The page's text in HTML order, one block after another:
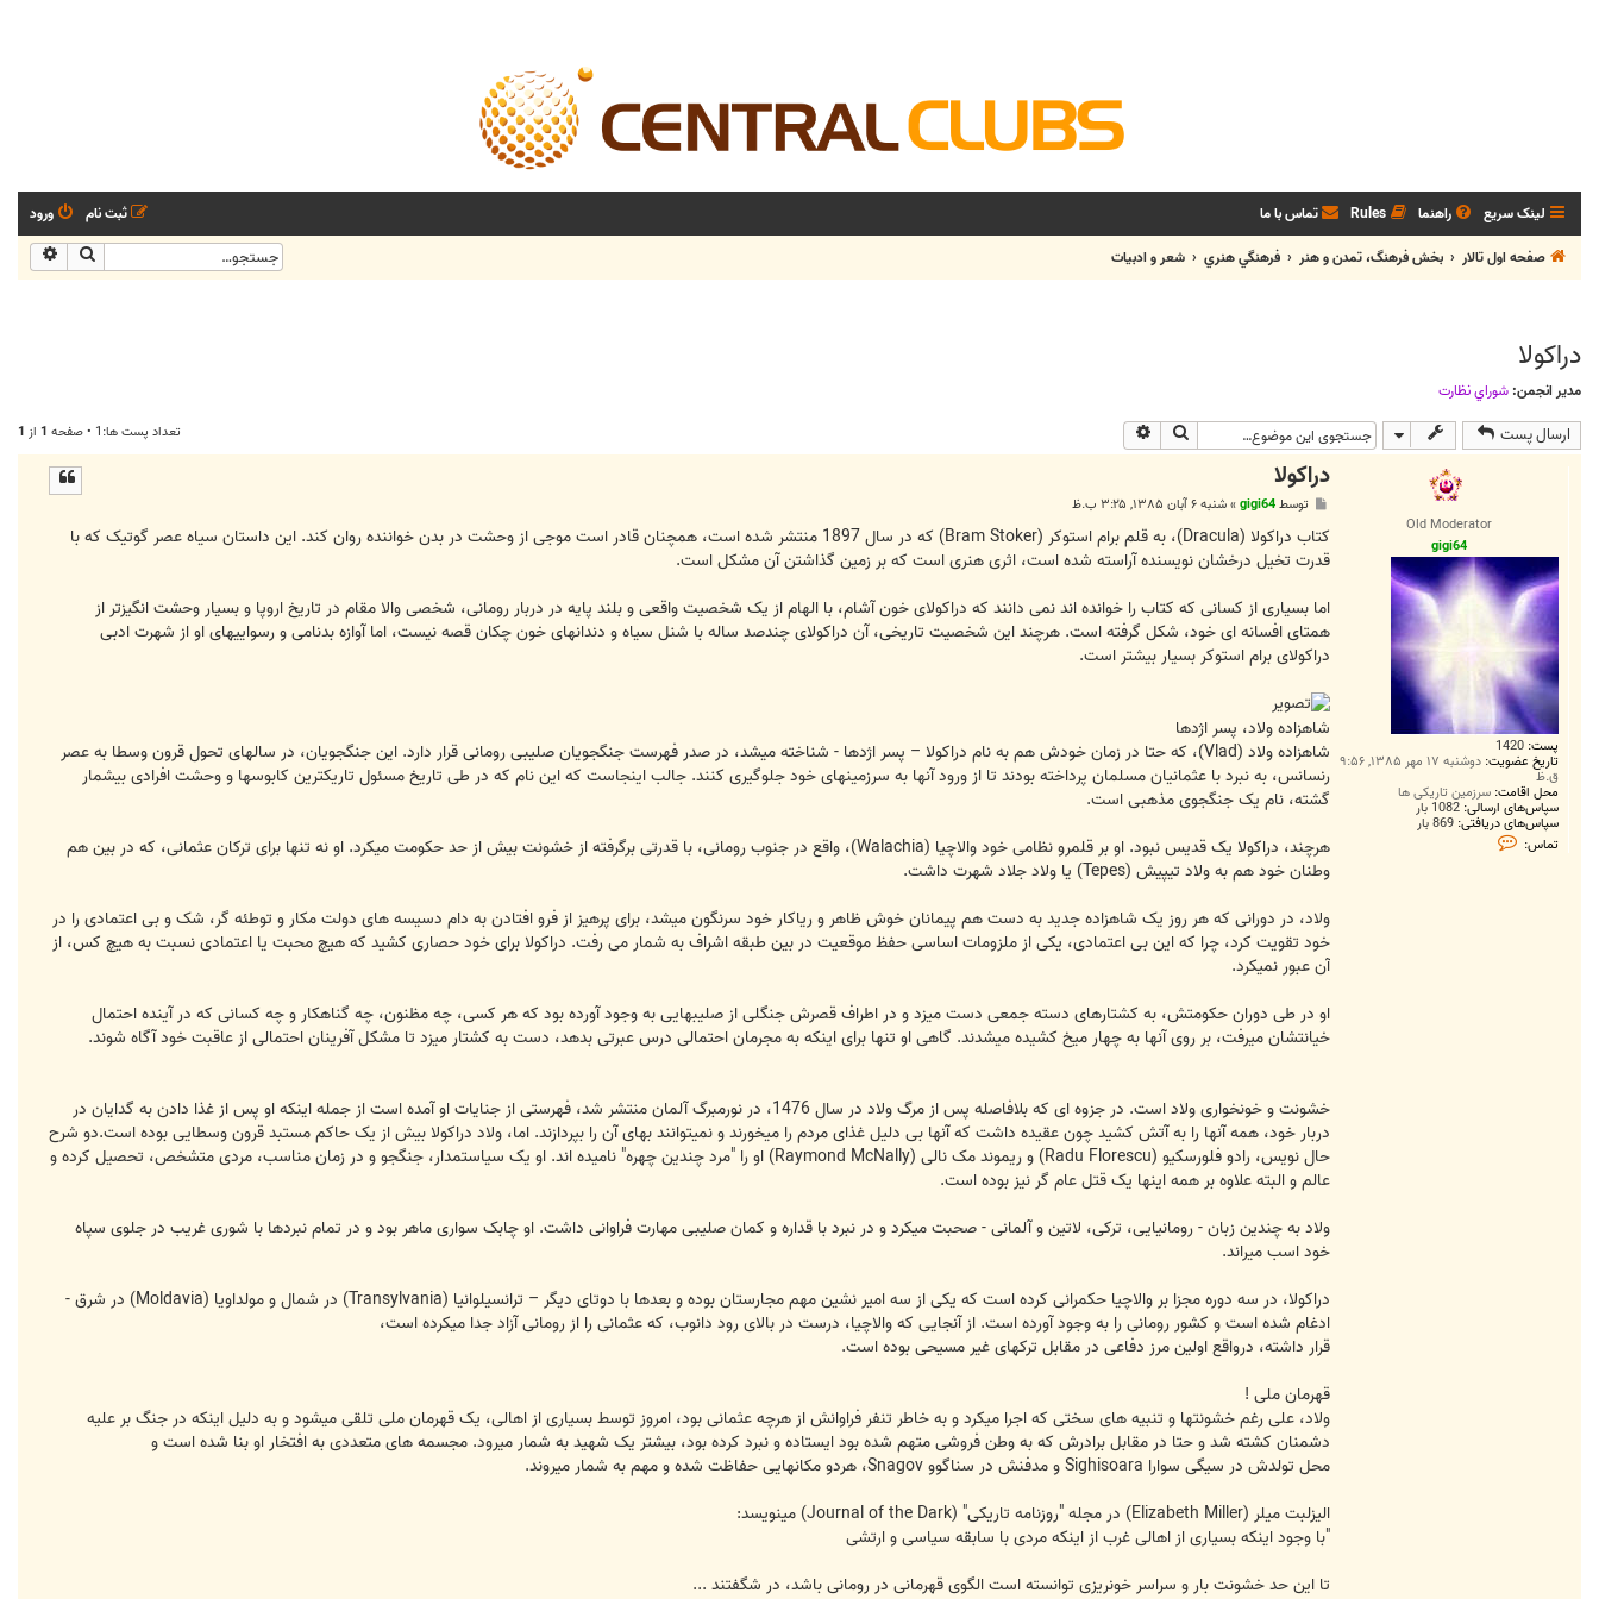
لینک سریع راهنما Rules تماس با ما ورود
ثبت نام
صفحه اول تالار
بخش فرهنگ، تمدن و هنر فرهنگي هنري شعر و ادبيات جستجو
دراکولا
مدیر انجمن: شوراي نظارت
ارسال پست جستجو تعداد پست ها:1 • صفحه 1 از 1
Old Moderator
gigi64
پست: 1420
تاریخ عضویت: دوشنبه ۱۷ مهر ۱۳۸۵, ۹:۵۶
ق.ظ
محل اقامت: سرزمین تاریکی ها
سپاس‌های ارسالی: 1082 بار
سپاس‌های دریافتی: 869 بار
تماس:
ت
دراکولا
ت
توسطgigi64
»شنبه ۶ آبان ۱۳۸۵, ۳:۲۵ ب.ظ
کتاب دراکولا (Dracula)، به قلم برام استوکر (Bram Stoker) که در سال 1897 منتشر شده است، همچنان قادر است موجی از وحشت در بدن خواننده روان کند. این داستان سیاه عصر گوتیک که با
قدرت تخیل درخشان نویسنده آراسته شده است، اثری هنری است که بر زمین گذاشتن آن مشکل است.
اما بسیاری از کسانی که کتاب را خوانده اند نمی دانند که دراکولای خون آشام، با الهام از یک شخصیت واقعی و بلند پایه در دربار رومانی، شخصی والا مقام در تاریخ اروپا و بسیار وحشت انگیزتر از
همتای افسانه ای خود، شکل گرفته است. هرچند این شخصیت تاریخی، آن دراکولای چندصد ساله با شنل سیاه و دندانهای خون چکان قصه نیست، اما آوازه بدنامی و رسواییهای او از شهرت ادبی
دراکولای برام استوکر بسیار بیشتر است.
شاهزاده ولاد، پسر اژدها
شاهزاده ولاد (Vlad)، که حتا در زمان خودش هم به نام دراکولا – پسر اژدها - شناخته میشد، در صدر فهرست جنگجویان صلیبی رومانی قرار دارد. این جنگجویان، در سالهای تحول قرون وسطا به عصر
رنسانس، به نبرد با عثمانیان مسلمان پرداخته بودند تا از ورود آنها به سرزمینهای خود جلوگیری کنند. جالب اینجاست که این نام که در طی تاریخ مسئول تاریکترین کابوسها و وحشت افرادی بیشمار
گشته، نام یک جنگجوی مذهبی است.
هرچند، دراکولا یک قدیس نبود. او بر قلمرو نظامی خود والاچیا (Walachia)، واقع در جنوب رومانی، با قدرتی برگرفته از خشونت بیش از حد حکومت میکرد. او نه تنها برای ترکان عثمانی، که در بین هم
وطنان خود هم به ولاد تیپیش (Tepes) یا ولاد جلاد شهرت داشت.
ولاد، در دورانی که هر روز یک شاهزاده جدید به دست هم پیمانان خوش ظاهر و ریاکار خود سرنگون میشد، برای پرهیز از فرو افتادن به دام دسیسه های دولت مکار و توطئه گر، شک و بی اعتمادی را در
خود تقویت کرد، چرا که این بی اعتمادی، یکی از ملزومات اساسی حفظ موقعیت در بین طبقه اشراف به شمار می رفت. دراکولا برای خود حصاری کشید که هیچ محبت یا اعتمادی نسبت به هیچ کس، از
آن عبور نمیکرد.
او در طی دوران حکومتش، به کشتارهای دسته جمعی دست میزد و در اطراف قصرش جنگلی از صلیبهایی به وجود آورده بود که هر کسی، چه مظنون، چه گناهکار و چه کسانی که در آینده احتمال
خیانتشان میرفت، بر روی آنها به چهار میخ کشیده میشدند. گاهی او تنها برای اینکه به مجرمان احتمالی درس عبرتی بدهد، دست به کشتار میزد تا مشکل آفرینان احتمالی از عاقبت خود آگاه شوند.
خشونت و خونخواری ولاد است. در جزوه ای که بلافاصله پس از مرگ ولاد در سال 1476، در نورمبرگ آلمان منتشر شد، فهرستی از جنایات او آمده است از جمله اینکه او پس از غذا دادن به گدایان در
دربار خود، همه آنها را به آتش کشید چون عقیده داشت که آنها بی دلیل غذای مردم را میخورند و نمیتوانند بهای آن را بپردازند. اما، ولاد دراکولا بیش از یک حاکم مستبد قرون وسطایی بوده است.دو شرح
حال نویس، رادو فلورسکیو (Radu Florescu) و ریموند مک نالی (Raymond McNally) او را "مرد چندین چهره" نامیده اند. او یک سیاستمدار، جنگجو و در زمان مناسب، مردی متشخص، تحصیل کرده و
عالم و البته علاوه بر همه اینها یک قتل عام گر نیز بوده است.
ولاد به چندین زبان - رومانیایی، ترکی، لاتین و آلمانی - صحبت میکرد و در نبرد با قداره و کمان صلیبی مهارت فراوانی داشت. او چابک سواری ماهر بود و در تمام نبردها با شوری غریب در جلوی سپاه
خود اسب میراند.
دراکولا، در سه دوره مجزا بر والاچیا حکمرانی کرده است که یکی از سه امیر نشین مهم مجارستان بوده و بعدها با دوتای دیگر – ترانسیلوانیا (Transylvania) در شمال و مولداویا (Moldavia) در شرق -
ادغام شده است و کشور رومانی را به وجود آورده است. از آنجایی که والاچیا، درست در بالای رود دانوب، که عثمانی را از رومانی آزاد جدا میکرده است،
قرار داشته، درواقع اولین مرز دفاعی در مقابل ترکهای غیر مسیحی بوده است.
قهرمان ملی !
ولاد، علی رغم خشونتها و تنبیه های سختی که اجرا میکرد و به خاطر تنفر فراوانش از هرچه عثمانی بود، امروز توسط بسیاری از اهالی، یک قهرمان ملی تلقی میشود و به دلیل اینکه در جنگ بر علیه
دشمنان کشته شد و حتا در مقابل برادرش که به وطن فروشی متهم شده بود ایستاده و نبرد کرده بود، بیشتر یک شهید به شمار میرود. مجسمه های متعددی به افتخار او بنا شده است و
محل تولدش در سیگی سوارا Sighisoara و مدفنش در سناگوو Snagov، هردو مکانهایی حفاظت شده و مهم به شمار میروند.
الیزلبت میلر (Elizabeth Miller) در مجله "روزنامه تاریکی" (Journal of the Dark) مینویسد:
"با وجود اینکه بسیاری از اهالی غرب از اینکه مردی با سابقه سیاسی و ارتشی
تا این حد خشونت بار و سراسر خونریزی توانسته است الگوی قهرمانی در رومانی باشد، در شگفتند ...